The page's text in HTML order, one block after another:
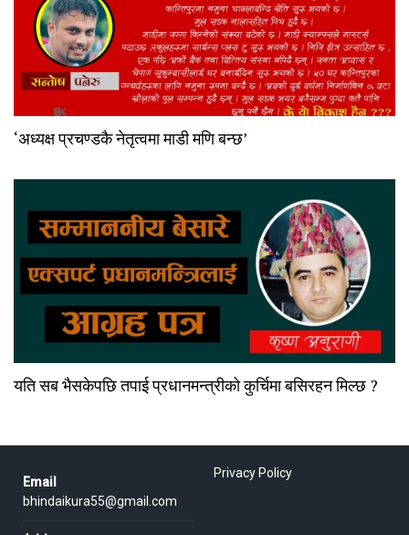
‘अध्यक्ष प्रचण्डकै नेतृत्वमा माडी मणि बन्छ’
यति सब भैसकेपछि तपाई प्रधानमन्त्रीको कुर्चिमा बसिरहन मिल्छ ?
Email
bhindaikura55@gmail.com
Privacy Policy